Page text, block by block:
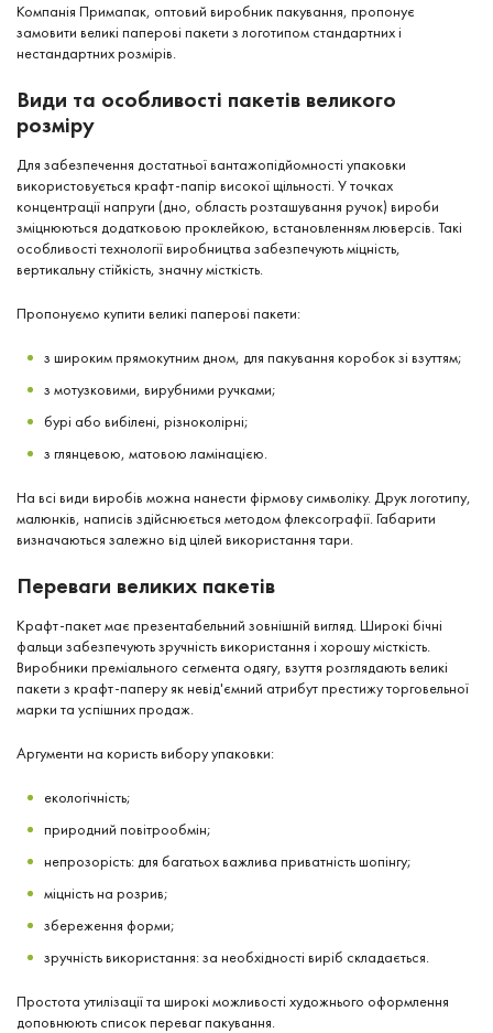
Компанія Примапак, оптовий виробник пакування, пропонує
замовити великі паперові пакети з логотипом стандартних і
нестандартних розмірів.
Види та особливості пакетів великого
розміру
Для забезпечення достатньої вантажопідйомності упаковки
використовується крафт-папір високої щільності. У точках
концентрації напруги (дно, область розташування ручок) вироби
зміцнюються додатковою проклейкою, встановленням люверсів. Такі
особливості технології виробництва забезпечують міцність,
вертикальну стійкість, значну місткість.
Пропонуємо купити великі паперові пакети:
з широким прямокутним дном, для пакування коробок зі взуттям;
з мотузковими, вирубними ручками;
бурі або вибілені, різноколірні;
з глянцевою, матовою ламінацією.
На всі види виробів можна нанести фірмову символіку. Друк логотипу,
малюнків, написів здійснюється методом флексографії. Габарити
визначаються залежно від цілей використання тари.
Переваги великих пакетів
Крафт-пакет має презентабельний зовнішній вигляд. Широкі бічні
фальци забезпечують зручність використання і хорошу місткість.
Виробники преміального сегмента одягу, взуття розглядають великі
пакети з крафт-паперу як невід'ємний атрибут престижу торговельної
марки та успішних продаж.
Аргументи на користь вибору упаковки:
екологічність;
природний повітрообмін;
непрозорість: для багатьох важлива приватність шопінгу;
міцність на розрив;
збереження форми;
зручність використання: за необхідності виріб складається.
Простота утилізації та широкі можливості художнього оформлення
доповнюють список переваг пакування.